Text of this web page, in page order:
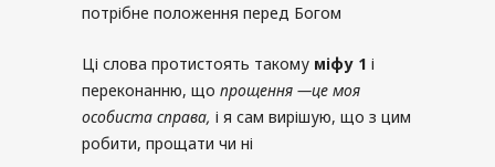
потрібне положення перед Богом
Ці слова протистоять такому міфу 1 і
переконанню, що прощення —це моя
особиста справа, і я сам вирішую, що з цим
робити, прощати чи ні